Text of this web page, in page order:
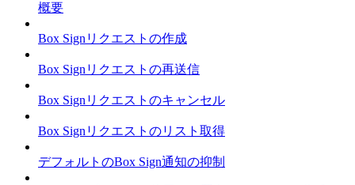
概要
Box Signリクエストの作成
Box Signリクエストの再送信
Box Signリクエストのキャンセル
Box Signリクエストのリスト取得
デフォルトのBox Sign通知の抑制